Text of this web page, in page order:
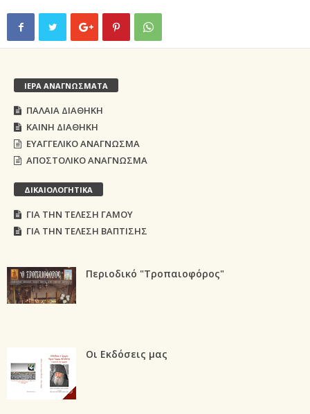
ΙΕΡΑ ΑΝΑΓΝΩΣΜΑΤΑ
ΠΑΛΑΙΑ ΔΙΑΘΗΚΗ
ΚΑΙΝΗ ΔΙΑΘΗΚΗ
ΕΥΑΓΓΕΛΙΚΟ ΑΝΑΓΝΩΣΜΑ
ΑΠΟΣΤΟΛΙΚΟ ΑΝΑΓΝΩΣΜΑ
ΔΙΚΑΙΟΛΟΓΗΤΙΚΑ
ΓΙΑ ΤΗΝ ΤΕΛΕΣΗ ΓΑΜΟΥ
ΓΙΑ ΤΗΝ ΤΕΛΕΣΗ ΒΑΠΤΙΣΗΣ
Περιοδικό "Τροπαιοφόρος"
Οι Εκδόσεις μας